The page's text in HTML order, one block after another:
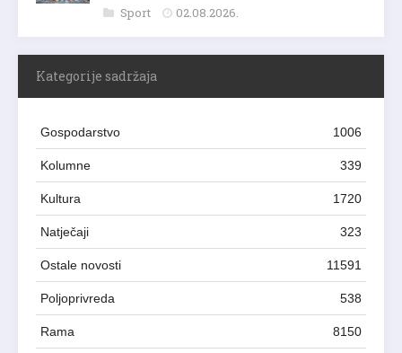
Sport 02.08.2026.
Kategorije sadržaja
Gospodarstvo 1006
Kolumne 339
Kultura 1720
Natječaji 323
Ostale novosti 11591
Poljoprivreda 538
Rama 8150